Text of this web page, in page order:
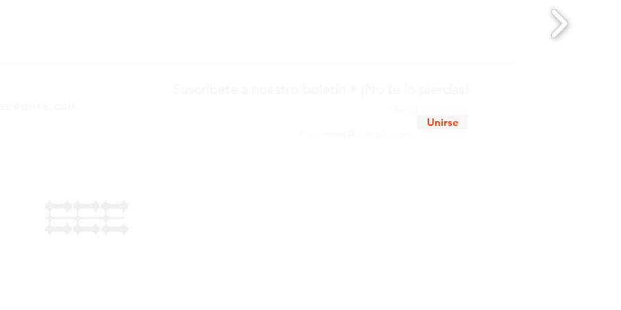
Unirse